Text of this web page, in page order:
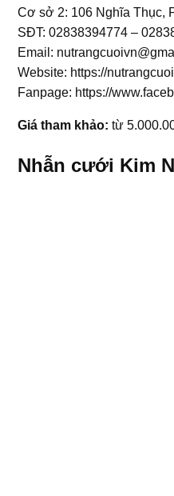
Cơ sở 2: 106 Nghĩa Thục,
SĐT: 02838394774 –
Email:
Website: https://
Fanpage: https://
Giá tham khảo: từ
Nhẫn cưới Kim